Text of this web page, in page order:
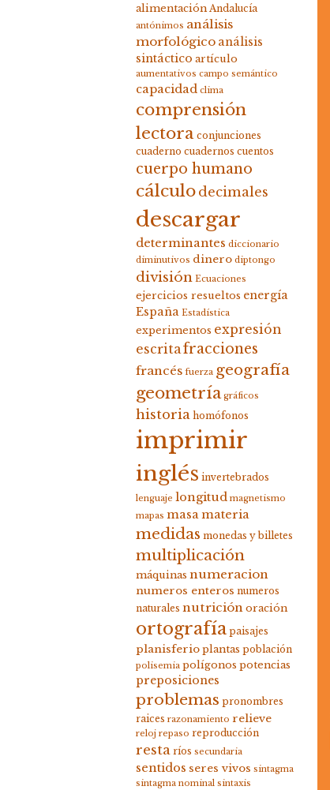
alimentación Andalucía
antónimos análisis
morfológico análisis
sintáctico artículo
aumentativos campo semántico
capacidad clima
comprensión
lectora conjunciones
cuaderno cuadernos cuentos
cuerpo humano
cálculo decimales
descargar
determinantes diccionario
diminutivos dinero diptongo
división Ecuaciones
ejercicios resueltos energía
España Estadística
experimentos expresión
escritafracciones
francés fuerza geografía
geometría gráficos
historia homófonos
imprimir
inglés invertebrados
lenguaje longitud magnetismo
mapas masamateria
medidas monedas y billetes
multiplicación
máquinas numeracion
numeros enteros numeros
naturales nutrición oración
ortografía paisajes
planisferio plantas población
polisemia polígonos potencias
preposiciones
problemas pronombres
raices razonamiento relieve
reloj repaso reproducción
resta ríos secundaria
sentidos seres vivos sintagma
sintagma nominal sintaxis